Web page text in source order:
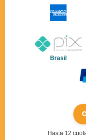
Brasil
Hasta 12